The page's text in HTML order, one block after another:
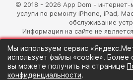
© 2018 - 2026 App Dom - интернет-
услуги по ремонту iPhone, iPad,
обслуживание
Информация на сайте не
разработка
Синий Лев
Мы используем сервис
использует файлы «cookie».
вы можете получить на странице
конфиденциальности.